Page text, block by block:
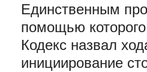
Единственным
помощью
Кодекс назвал
инициирование